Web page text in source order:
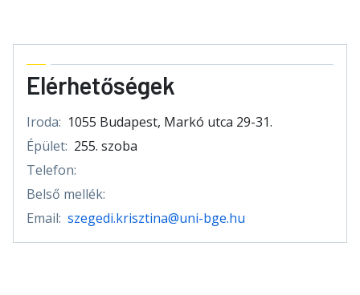
Elérhetőségek
Iroda: 1055 Budapest, Markó utca 29-31.
Épület: 255. szoba
Telefon:
Belső mellék:
Email: szegedi.krisztina@uni-bge.hu